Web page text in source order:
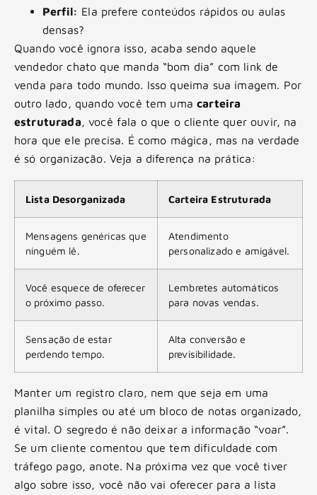
Perfil: Ela prefere conteúdos rápidos ou aulas
densas?
Quando você ignora isso, acaba sendo aquele
vendedor chato que manda “bom dia” com link de
venda para todo mundo. Isso queima sua imagem. Por
outro lado, quando você tem umacarteira
estruturada, você fala o que o cliente quer ouvir, na
hora que ele precisa. É como mágica, mas na verdade
é só organização. Veja a diferença na prática:
Lista Desorganizada Carteira Estruturada
Mensagens genéricas que
ninguém lê.
Atendimento
personalizado e amigável.
Você esquece de oferecer
o próximo passo.
Lembretes automáticos
para novas vendas.
Sensação de estar
perdendo tempo.
Alta conversão e
previsibilidade.
Manter um registro claro, nem que seja em uma
planilha simples ou até um bloco de notas organizado,
é vital. O segredo é não deixar a informação “voar”.
Se um cliente comentou que tem dificuldade com
tráfego pago, anote. Na próxima vez que você tiver
algo sobre isso, você não vai oferecer para a lista